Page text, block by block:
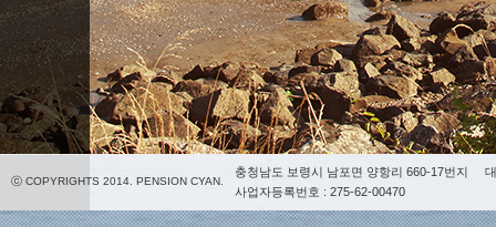
ⓒ COPYRIGHTS 2014. PENSION CYAN.
충청남도 보령시 남포면 양항리 660-17번지
사업자등록번호 : 275-62-00470